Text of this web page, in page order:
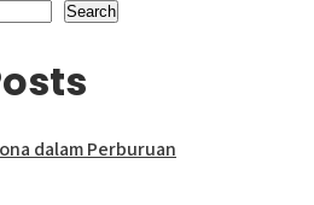
Search
dalam Perburuan